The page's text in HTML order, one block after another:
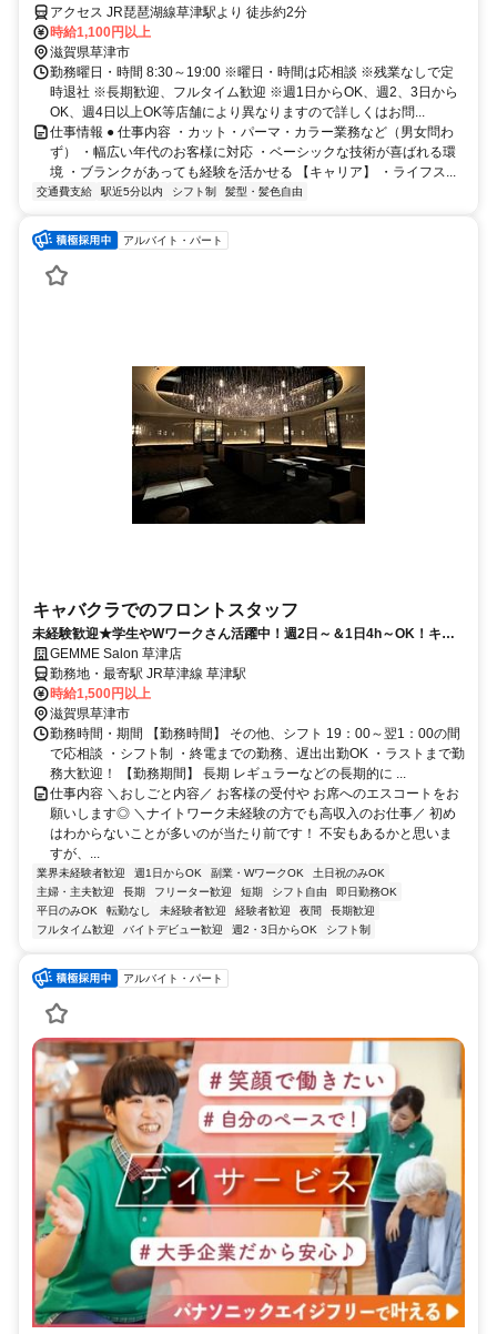
アクセス JR琵琶湖線草津駅より 徒歩約2分
時給1,100円以上
滋賀県草津市
勤務曜日・時間 8:30～19:00 ※曜日・時間は応相談 ※残業なしで定
時退社 ※長期歓迎、フルタイム歓迎 ※週1日からOK、週2、3日から
OK、週4日以上OK等店舗により異なりますので詳しくはお問...
仕事情報 ● 仕事内容 ・カット・パーマ・カラー業務など（男女問わ
ず） ・幅広い年代のお客様に対応 ・ベーシックな技術が喜ばれる環
境 ・ブランクがあっても経験を活かせる 【キャリア】 ・ライフス...
交通費支給 駅近5分以内 シフト制 髪型・髪色自由
アルバイト・パート
キャバクラでのフロントスタッフ
未経験歓迎★学生やWワークさん活躍中！週2日～＆1日4h～OK！キャ
バクラ知名度抜群の当店で働くチャンス！
GEMME Salon 草津店
勤務地・最寄駅 JR草津線 草津駅
時給1,500円以上
滋賀県草津市
勤務時間・期間 【勤務時間】 その他、シフト 19：00～翌1：00の間
で応相談 ・シフト制 ・終電までの勤務、遅出出勤OK ・ラストまで勤
務大歓迎！ 【勤務期間】 長期 レギュラーなどの長期的に ...
仕事内容 ＼おしごと内容／ お客様の受付や お席へのエスコートをお
願いします◎ ＼ナイトワーク未経験の方でも高収入のお仕事／ 初め
はわからないことが多いのが当たり前です！ 不安もあるかと思いま
すが、...
業界未経験者歓迎 週1日からOK 副業・WワークOK
土日祝のみOK
主婦・主夫歓迎
長期 フリーター歓迎 短期 シフト自由
即日勤務OK
平日のみOK
転勤なし 未経験者歓迎 経験者歓迎 夜間
長期歓迎
フルタイム歓迎
バイトデビュー歓迎 週2・3日からOK シフト制
アルバイト・パート